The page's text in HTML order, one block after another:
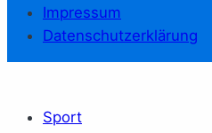
Impressum
Datenschutzerklärung
Sport